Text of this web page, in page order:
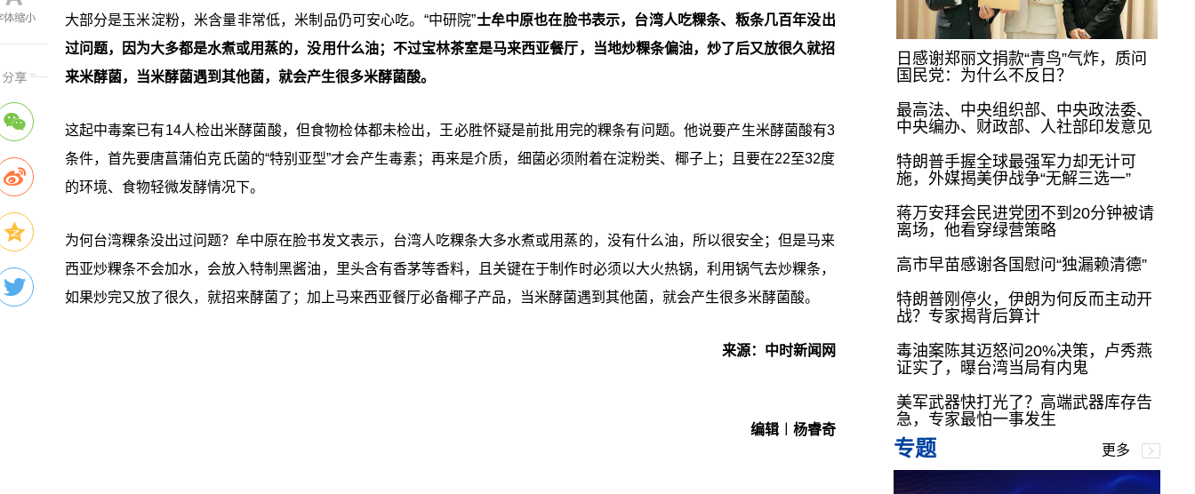
大部分是玉米淀粉，米含量非常低，米制品仍可安心吃。“中研院”士牟中原也在脸书表示，台湾人吃粿条、粄条几百年没出
过问题，因为大多都是水煮或用蒸的，没用什么油；不过宝林茶室是马来西亚餐厅，当地炒粿条偏油，炒了后又放很久就招
来米酵菌，当米酵菌遇到其他菌，就会产生很多米酵菌酸。
这起中毒案已有14人检出米酵菌酸，但食物检体都未检出，王必胜怀疑是前批用完的粿条有问题。他说要产生米酵菌酸有3
条件，首先要唐菖蒲伯克氏菌的“特别亚型”才会产生毒素；再来是介质，细菌必须附着在淀粉类、椰子上；且要在22至32度
的环境、食物轻微发酵情况下。
为何台湾粿条没出过问题？牟中原在脸书发文表示，台湾人吃粿条大多水煮或用蒸的，没有什么油，所以很安全；但是马来
西亚炒粿条不会加水，会放入特制黑酱油，里头含有香茅等香料，且关键在于制作时必须以大火热锅，利用锅气去炒粿条，
如果炒完又放了很久，就招来酵菌了；加上马来西亚餐厅必备椰子产品，当米酵菌遇到其他菌，就会产生很多米酵菌酸。
来源：中时新闻网
编辑︱杨睿奇
日感谢郑丽文捐款“青鸟”气炸，质问
国民党：为什么不反日？
最高法、中央组织部、中央政法委、
中央编办、财政部、人社部印发意见
特朗普手握全球最强军力却无计可
施，外媒揭美伊战争“无解三选一”
蒋万安拜会民进党团不到20分钟被请
离场，他看穿绿营策略
高市早苗感谢各国慰问“独漏赖清德”
特朗普刚停火，伊朗为何反而主动开
战？专家揭背后算计
毒油案陈其迈怒问20%决策，卢秀燕
证实了，曝台湾当局有内鬼
美军武器快打光了？高端武器库存告
急，专家最怕一事发生
专题 更多